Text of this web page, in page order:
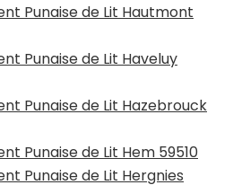
Punaise de Lit Hautmont
Punaise de Lit Haveluy
Punaise de Lit Hazebrouck
Punaise de Lit Hem 59510
Punaise de Lit Hergnies